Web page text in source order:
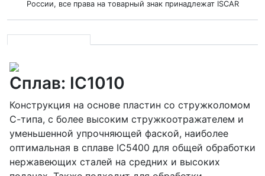
России, все права на товарный знак принадлежат ISCAR
Сплав: IC1010
Конструкция на основе пластин со стружколомом
С-типа, с более высоким стружкоотражателем и
уменьшенной упрочняющей фаской, наиболее
оптимальная в сплаве IC5400 для общей обработки
нержавеющих сталей на средних и высоких